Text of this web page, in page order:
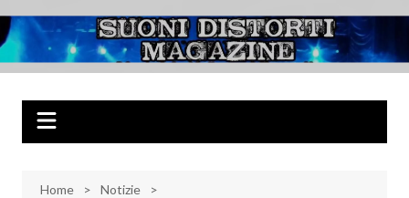
al
contenuto
Suoni Distorti
Magazine
Musica Rock, Metal, Punk e varie sonorità alternative
Home
Notizie